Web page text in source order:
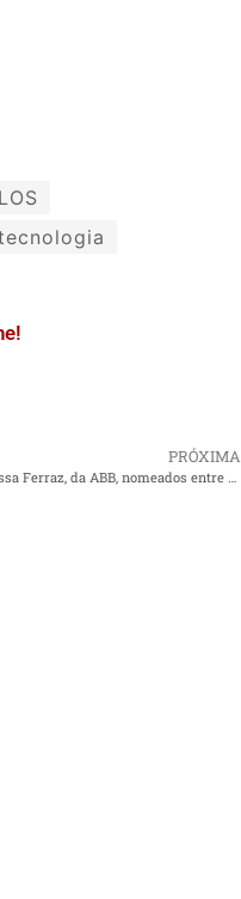
PRÓXIMA
Dr. Matthew Wise e Andressa Ferraz, da ABB, nomeados entre os 50 líderes de destaque do Future of Field Service 2025